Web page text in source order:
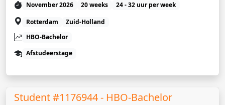
November 2026 20 weeks
24 - 32 uur per week
Rotterdam
Zuid-Holland
HBO-Bachelor
Afstudeerstage
Student #1176944 - HBO-Bachelor